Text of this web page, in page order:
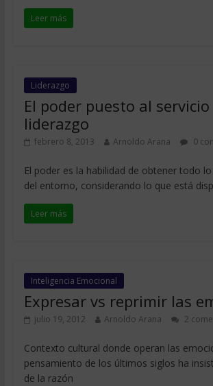
Leer más
Liderazgo
El poder puesto al servicio
liderazgo
febrero 8, 2013 Arnoldo Arana 0
El poder es la habilidad de obtener todo
del entorno, considerando lo que está
Leer más
Inteligencia Emocional
Expresar vs reprimir las
julio 19, 2012 Arnoldo Arana 2
Contexto cultural donde operan las
pensamiento de los últimos siglos ha
de la razón